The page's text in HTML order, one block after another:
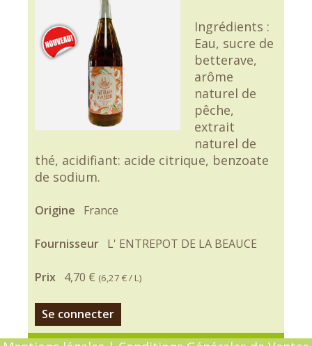
Ingrédients :
Eau, sucre de
betterave,
arôme
naturel de
pêche,
extrait
naturel de
thé, acidifiant: acide citrique, benzoate
de sodium.
Origine France
Fournisseur L' ENTREPOT DE LA BEAUCE
Prix 4,70 € (6,27 €/ L)
Se connecter